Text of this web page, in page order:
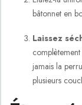
bâtonnet en
Laissez
jamais la
plusieurs